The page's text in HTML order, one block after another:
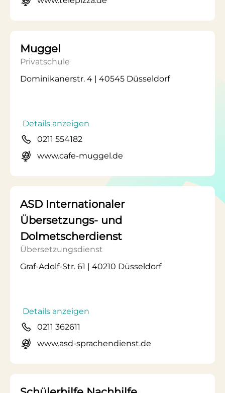
Muggel
Privatschule
Dominikanerstr. 4 | 40545 Düsseldorf
Details anzeigen
0211 554182
www.cafe-muggel.de
ASD Internationaler
Übersetzungs- und
Dolmetscherdienst
Übersetzungsdienst
Graf-Adolf-Str. 61 | 40210 Düsseldorf
Details anzeigen
0211 362611
www.asd-sprachendienst.de